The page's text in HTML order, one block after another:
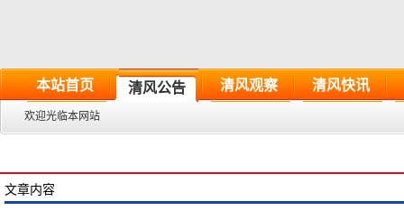
本站首页 清风公告 清风观察 清风快讯
欢迎光临本网站
文章内容